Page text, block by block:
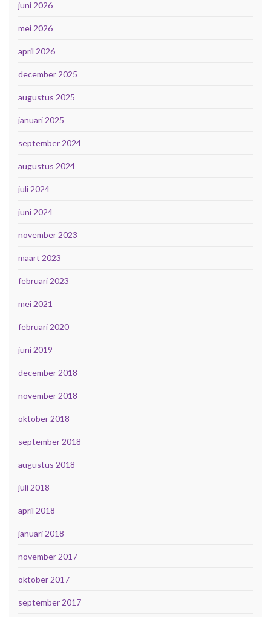
juni 2026
mei 2026
april 2026
december 2025
augustus 2025
januari 2025
september 2024
augustus 2024
juli 2024
juni 2024
november 2023
maart 2023
februari 2023
mei 2021
februari 2020
juni 2019
december 2018
november 2018
oktober 2018
september 2018
augustus 2018
juli 2018
april 2018
januari 2018
november 2017
oktober 2017
september 2017